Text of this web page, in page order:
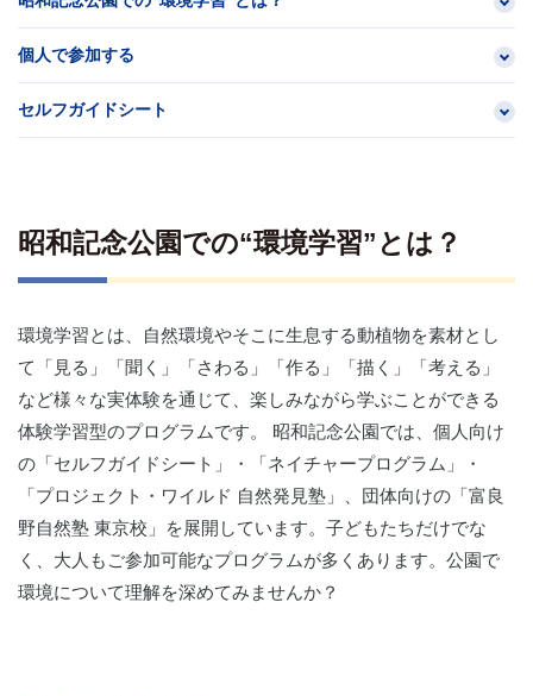
個人で参加する
セルフガイドシート
昭和記念公園での“環境学習”とは？
環境学習とは、自然環境やそこに生息する動植物を素材とし
て「見る」「聞く」「さわる」「作る」「描く」「考える」
など様々な実体験を通じて、楽しみながら学ぶことができる
体験学習型のプログラムです。 昭和記念公園では、個人向け
の「セルフガイドシート」・「ネイチャープログラム」・
「プロジェクト・ワイルド 自然発見塾」、団体向けの「富良
野自然塾 東京校」を展開しています。子どもたちだけでな
く、大人もご参加可能なプログラムが多くあります。公園で
環境について理解を深めてみませんか？